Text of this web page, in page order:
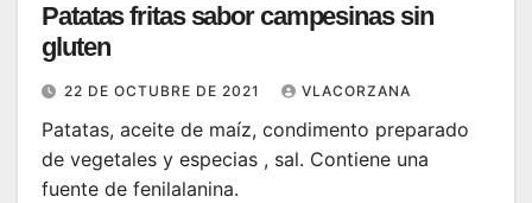
Patatas fritas sabor campesinas sin
gluten
22 DE OCTUBRE DE 2021 VLACORZANA
Patatas, aceite de maíz, condimento preparado
de vegetales y especias , sal. Contiene una
fuente de fenilalanina.